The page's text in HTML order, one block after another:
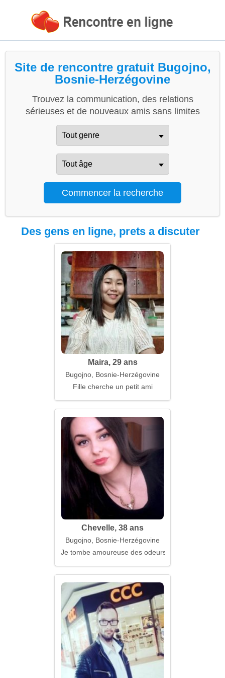
Site de rencontre gratuit Bugojno,
Bosnie-Herzégovine
Trouvez la communication, des relations
sérieuses et de nouveaux amis sans limites
Des gens en ligne, prets a discuter
Maira, 29 ans
Bugojno, Bosnie-Herzégovine
Fille cherche un petit ami
Chevelle, 38 ans
Bugojno, Bosnie-Herzégovine
Je tombe amoureuse des odeurs et des